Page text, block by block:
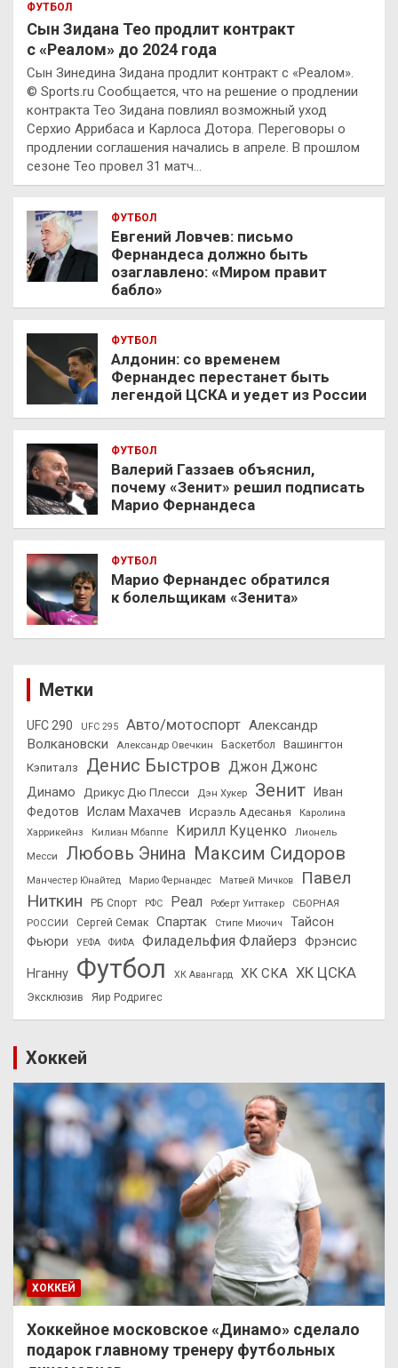
ФУТБОЛ
Сын Зидана Тео продлит контракт
с «Реалом» до 2024 года
Сын Зинедина Зидана продлит контракт с «Реалом».
© Sports.ru Сообщается, что на решение о продлении
контракта Тео Зидана повлиял возможный уход
Серхио Аррибаса и Карлоса Дотора. Переговоры о
продлении соглашения начались в апреле. В прошлом
сезоне Тео провел 31 матч…
ФУТБОЛ
Евгений Ловчев: письмо
Фернандеса должно быть
озаглавлено: «Миром правит
бабло»
ФУТБОЛ
Алдонин: со временем
Фернандес перестанет быть
легендой ЦСКА и уедет из России
ФУТБОЛ
Валерий Газзаев объяснил,
почему «Зенит» решил подписать
Марио Фернандеса
ФУТБОЛ
Марио Фернандес обратился
к болельщикам «Зенита»
Метки
UFC 290 UFC 295 Авто/мотоспорт Александр
Волкановски
Александр Овечкин Баскетбол
Вашингтон
Кэпиталз
Денис Быстров Джон Джонс
Динамо Дрикус Дю Плесси Дэн Хукер Зенит
Иван
Федотов
Ислам Махачев Исраэль Адесанья
Каролина
Харрикейнз
Килиан Мбаппе Кирилл Куценко
Лионель
Месси
Любовь Энина Максим Сидоров
Манчестер Юнайтед Марио Фернандес Матвей Мичков
Павел
Ниткин
РБ Спорт РФС Реал Роберт Уиттакер
СБОРНАЯ
РОССИИ
Сергей Семак Спартак Стипе Миочич
Тайсон
Фьюри
УЕФА ФИФА Филадельфия Флайерз Фрэнсис
Нганну Футбол ХК Авангард ХК СКА ХК ЦСКА
Эксклюзив Яир Родригес
Хоккей
ХОККЕЙ
Хоккейное московское «Динамо» сделало
подарок главному тренеру футбольных